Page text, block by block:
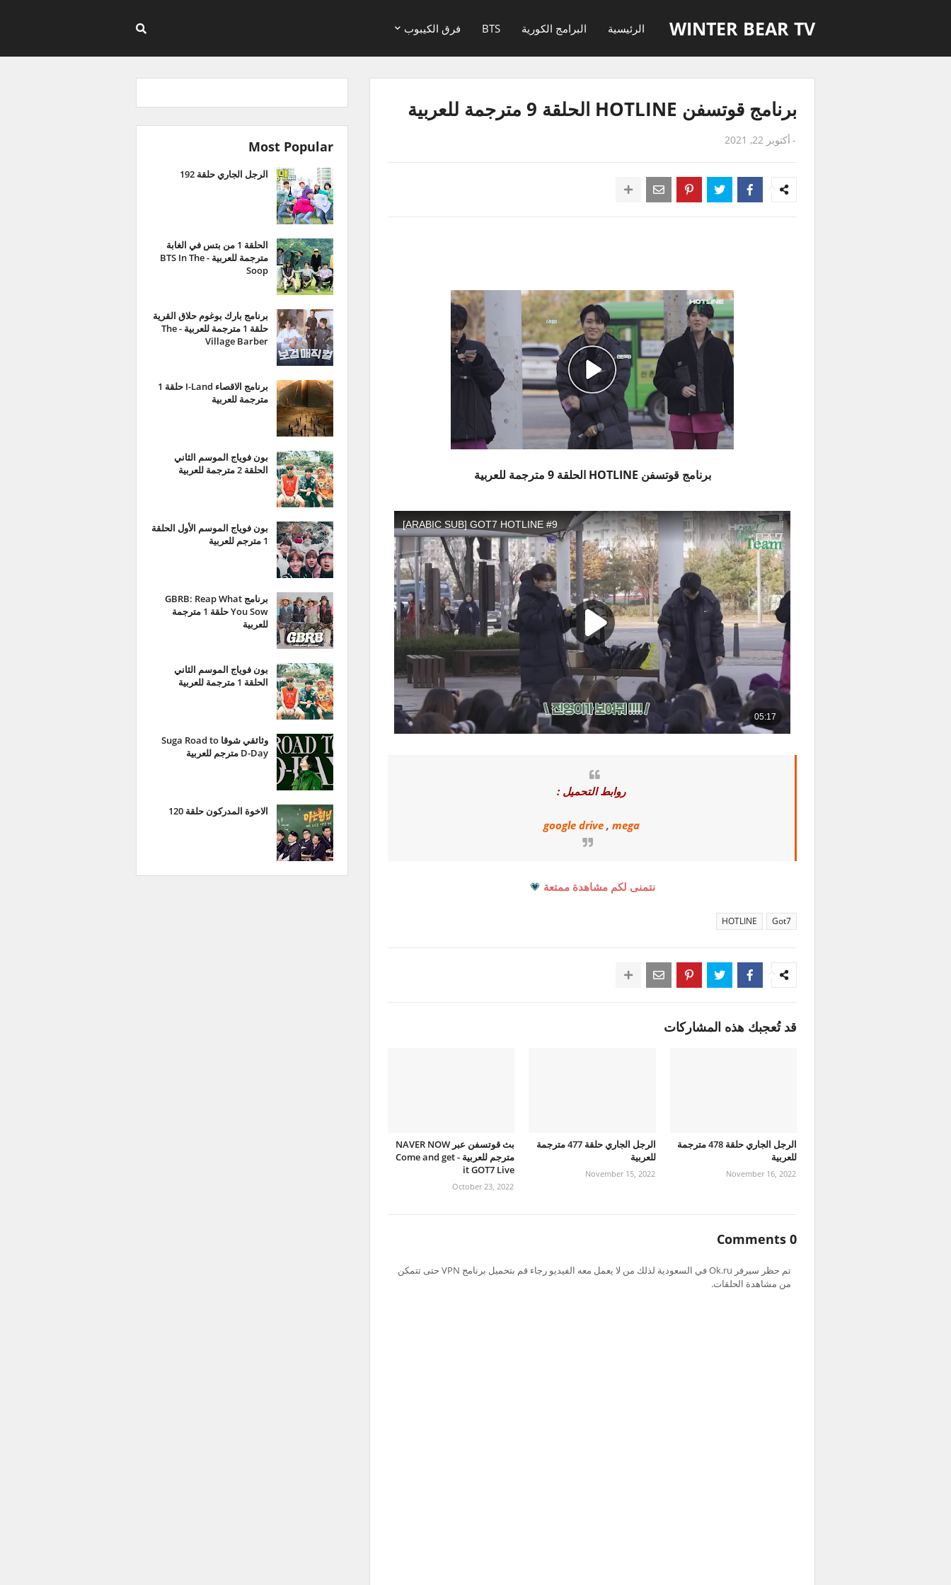
WINTER BEAR TV الرئيسية البرامج الكورية BTS فرق الكيبوب
برنامج قوتسفن HOTLINE الحلقة 9 مترجمة للعربية
- أكتوبر 22, 2021
برنامج قوتسفن HOTLINE الحلقة 9 مترجمة للعربية
روابط التحميل :
google drive, mega
نتمنى لكم مشاهدة ممتعة 💗
Got7
HOTLINE
قد تُعجبك هذه المشاركات
الرجل الجاري حلقة 478 مترجمة
للعربية
November 16, 2022
الرجل الجاري حلقة 477 مترجمة
للعربية
November 15, 2022
بث قوتسفن عبر NAVER NOW
مترجم للعربية - Come and get
it GOT7 Live
October 23, 2022
0 Comments
تم حظر سيرفر Ok.ru في السعودية لذلك من لا يعمل معه الفيديو رجاء قم بتحميل برنامج VPN حتى تتمكن
من مشاهدة الحلقات.
Most Popular
الرجل الجاري حلقة 192
الحلقة 1 من بتس في الغابة
مترجمة للعربية - BTS In The
Soop
برنامج بارك بوغوم حلاق القرية
حلقة 1 مترجمة للعربية - The
Village Barber
برنامج الاقصاء I-Land حلقة 1
مترجمة للعربية
بون فوياج الموسم الثاني
الحلقة 2 مترجمة للعربية
بون فوياج الموسم الأول الحلقة
1 مترجم للعربية
برنامج GBRB: Reap What
You Sow حلقة 1 مترجمة
للعربية
بون فوياج الموسم الثاني
الحلقة 1 مترجمة للعربية
وثائقي شوقا Suga Road to
D-Day مترجم للعربية
الاخوة المدركون حلقة 120